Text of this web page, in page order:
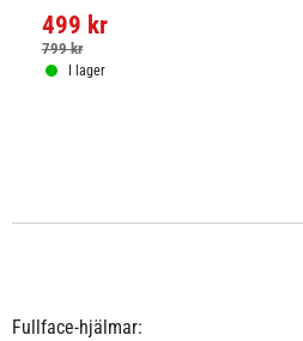
Röd färg
499 kr
799kr
I lager
Fullface-hjälmar: